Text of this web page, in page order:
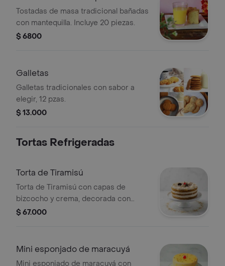
Tostadas de masa tradicional bañadas
con mantequilla. Incluye 20 piezas.
$ 6800
Galletas
Galletas tradicionales con sabor a
elegir, 12 pzas.
$ 13.000
Tortas Refrigeradas
Torta de Tiramisú
Torta de Tiramisú con capas de
bizcocho y crema, decorada con
cacao y cereza.
$ 67.000
Mini esponjado de maracuyá
Mini esponjado de maracuyá con